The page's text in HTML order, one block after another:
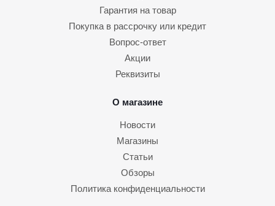
Гарантия на товар
Покупка в рассрочку или кредит
Вопрос-ответ
Акции
Реквизиты
О магазине
Новости
Магазины
Статьи
Обзоры
Политика конфиденциальности